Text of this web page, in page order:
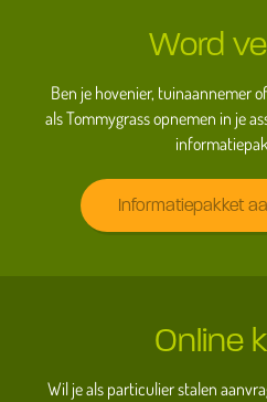
Word
Ben je hovenier, tuinaannemer
als Tommygrass opnemen in je
Informatiepakket
Online
Wil je als particulier stalen